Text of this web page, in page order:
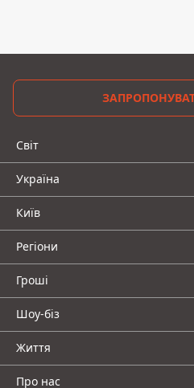
Світ
Україна
Київ
Регіони
Гроші
Шоу-біз
Життя
Про нас